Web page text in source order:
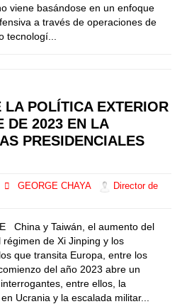
viene basándose en un enfoque
a través de operaciones de
tecnologí...
LA POLÍTICA EXTERIOR
DE 2023 EN LA
PRESIDENCIALES
GEORGE CHAYA
Director de
China y Taiwán, el aumento del
de Xi Jinping y los
que transita Europa, entre los
del año 2023 abre un
entre ellos, la
Ucrania y la escalada militar...